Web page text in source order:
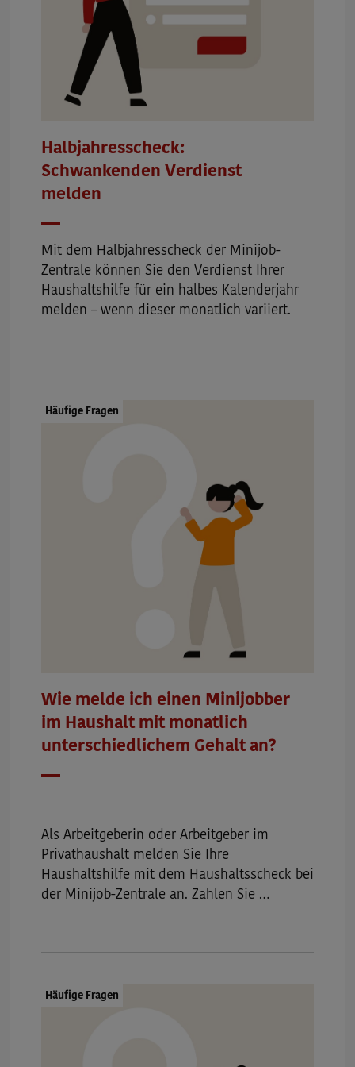
Halbjahresscheck:
Schwankenden Verdienst
melden
Mit dem Halbjahresscheck der Minijob-
Zentrale können Sie den Verdienst Ihrer
Haushaltshilfe für ein halbes Kalenderjahr
melden – wenn dieser monatlich variiert.
Dokumenttyp:
Häufige Fragen
Wie melde ich einen Minijobber
im Haushalt mit monatlich
unterschiedlichem Gehalt an?
Als Arbeitgeberin oder Arbeitgeber im
Privathaushalt melden Sie Ihre
Haushaltshilfe mit dem Haushaltsscheck bei
der Minijob-Zentrale an. Zahlen Sie …
Dokumenttyp:
Häufige Fragen